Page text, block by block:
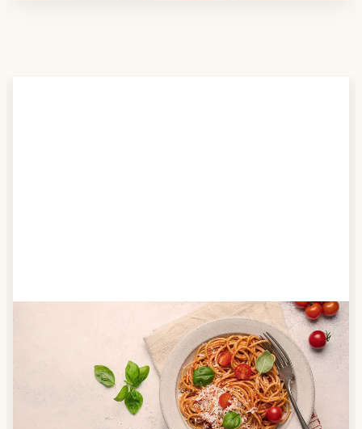
Anbieter finden
Nutzen Sie unsere große Mahlzeiten-Dienst-Suche,
um herauszufinden, welche Anbieter es in Ihrer
Region gibt und welcher am besten zu Ihnen passt.